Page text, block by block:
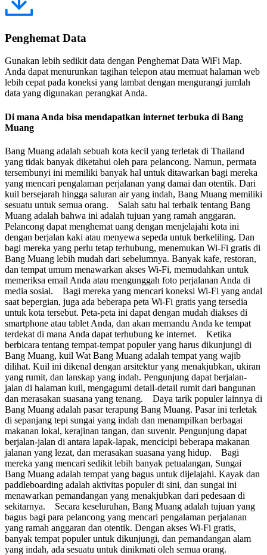
Penghemat Data
Gunakan lebih sedikit data dengan Penghemat Data WiFi Map.
Anda dapat menurunkan tagihan telepon atau memuat halaman web
lebih cepat pada koneksi yang lambat dengan mengurangi jumlah
data yang digunakan perangkat Anda.
Di mana Anda bisa mendapatkan internet terbuka di Bang
Muang
Bang Muang adalah sebuah kota kecil yang terletak di Thailand
yang tidak banyak diketahui oleh para pelancong. Namun, permata
tersembunyi ini memiliki banyak hal untuk ditawarkan bagi mereka
yang mencari pengalaman perjalanan yang damai dan otentik. Dari
kuil bersejarah hingga saluran air yang indah, Bang Muang memiliki
sesuatu untuk semua orang. Salah satu hal terbaik tentang Bang
Muang adalah bahwa ini adalah tujuan yang ramah anggaran.
Pelancong dapat menghemat uang dengan menjelajahi kota ini
dengan berjalan kaki atau menyewa sepeda untuk berkeliling. Dan
bagi mereka yang perlu tetap terhubung, menemukan Wi-Fi gratis di
Bang Muang lebih mudah dari sebelumnya. Banyak kafe, restoran,
dan tempat umum menawarkan akses Wi-Fi, memudahkan untuk
memeriksa email Anda atau mengunggah foto perjalanan Anda di
media sosial. Bagi mereka yang mencari koneksi Wi-Fi yang andal
saat bepergian, juga ada beberapa peta Wi-Fi gratis yang tersedia
untuk kota tersebut. Peta-peta ini dapat dengan mudah diakses di
smartphone atau tablet Anda, dan akan memandu Anda ke tempat
terdekat di mana Anda dapat terhubung ke internet. Ketika
berbicara tentang tempat-tempat populer yang harus dikunjungi di
Bang Muang, kuil Wat Bang Muang adalah tempat yang wajib
dilihat. Kuil ini dikenal dengan arsitektur yang menakjubkan, ukiran
yang rumit, dan lanskap yang indah. Pengunjung dapat berjalan-
jalan di halaman kuil, mengagumi detail-detail rumit dari bangunan
dan merasakan suasana yang tenang. Daya tarik populer lainnya di
Bang Muang adalah pasar terapung Bang Muang. Pasar ini terletak
di sepanjang tepi sungai yang indah dan menampilkan berbagai
makanan lokal, kerajinan tangan, dan suvenir. Pengunjung dapat
berjalan-jalan di antara lapak-lapak, mencicipi beberapa makanan
jalanan yang lezat, dan merasakan suasana yang hidup. Bagi
mereka yang mencari sedikit lebih banyak petualangan, Sungai
Bang Muang adalah tempat yang bagus untuk dijelajahi. Kayak dan
paddleboarding adalah aktivitas populer di sini, dan sungai ini
menawarkan pemandangan yang menakjubkan dari pedesaan di
sekitarnya. Secara keseluruhan, Bang Muang adalah tujuan yang
bagus bagi para pelancong yang mencari pengalaman perjalanan
yang ramah anggaran dan otentik. Dengan akses Wi-Fi gratis,
banyak tempat populer untuk dikunjungi, dan pemandangan alam
yang indah, ada sesuatu untuk dinikmati oleh semua orang.